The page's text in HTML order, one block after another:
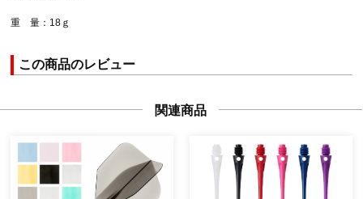
重 量：18ｇ
この商品のレビュー
関連商品